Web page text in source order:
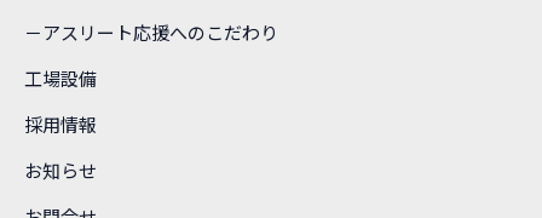
－アスリート応援へのこだわり
工場設備
採用情報
お知らせ